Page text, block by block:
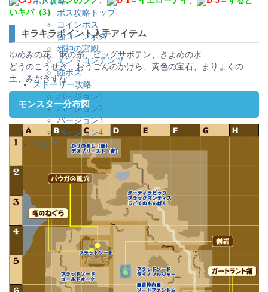
ボス攻略トップ
コインボス
強コインボス
邪神の宮殿
エンドコンテンツ
強ボス
ストーリー攻略
バージョン1
バージョン2
バージョン3
バージョン4
ブログ
いキバ（3）
キラキラポイント入手アイテム
ゆめみの花、麻の糸、ビッグサボテン、きよめの水
どうのこうせき、おうごんのかけら、黄色の宝石、まりょくの
土、みがきずな
モンスター分布図